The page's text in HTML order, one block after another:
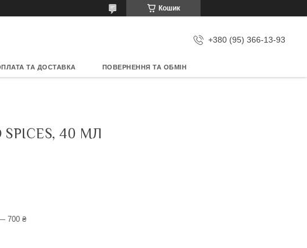
Кошик
+380 (95) 366-13-93
ТА ДОСТАВКА ПОВЕРНЕННЯ ТА ОБМІН
40 МЛ
700 ₴